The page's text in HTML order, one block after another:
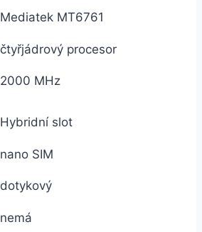
Mediatek MT6761
čtyřjádrový procesor
2000 MHz
Hybridní slot
nano SIM
dotykový
nemá